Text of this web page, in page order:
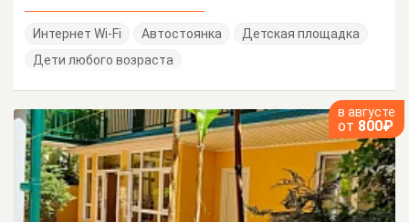
Интернет Wi-Fi Автостоянка
Детская площадка
Дети любого возраста
в августе
от 800₽